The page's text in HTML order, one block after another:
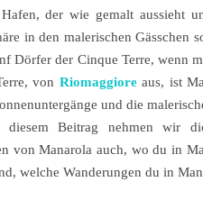
der wie gemalt aussieht
in den malerischen Gässchen
Dörfer der Cinque Terre, wenn
von Riomaggioreaus, ist
und die
diesem Beitrag nehmen wir
von Manarola auch, wo du in
welche Wanderungen du in